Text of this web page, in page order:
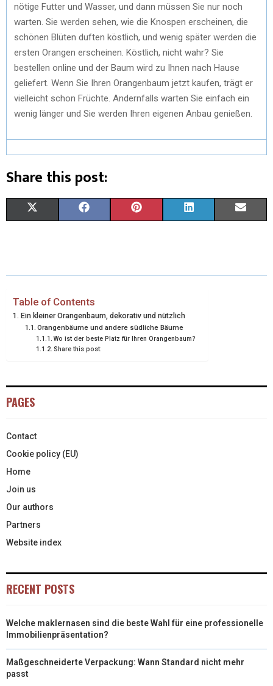
nötige Futter und Wasser, und dann müssen Sie nur noch
warten. Sie werden sehen, wie die Knospen erscheinen, die
schönen Blüten duften köstlich, und wenig später werden die
ersten Orangen erscheinen. Köstlich, nicht wahr? Sie
bestellen online und der Baum wird zu Ihnen nach Hause
geliefert. Wenn Sie Ihren Orangenbaum jetzt kaufen, trägt er
vielleicht schon Früchte. Andernfalls warten Sie einfach ein
wenig länger und Sie werden Ihren eigenen Anbau genießen.
Share this post:
W
T
T
R
E
O
O
T
R
E
T
K I
Table of Contents
Ein kleiner Orangenbaum, dekorativ und nützlich
Orangenbäume und andere südliche Bäume
Wo ist der beste Platz für Ihren Orangenbaum?
Share this post:
PAGES
Contact
Cookie policy (EU)
Home
Join us
Our authors
Partners
Website index
RECENT POSTS
Welche maklernasen sind die beste Wahl für eine professionelle
Immobilienpräsentation?
Maßgeschneiderte Verpackung: Wann Standard nicht mehr
passt